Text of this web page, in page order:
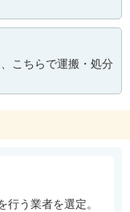
こちらで運搬・処分
行う業者を選定。